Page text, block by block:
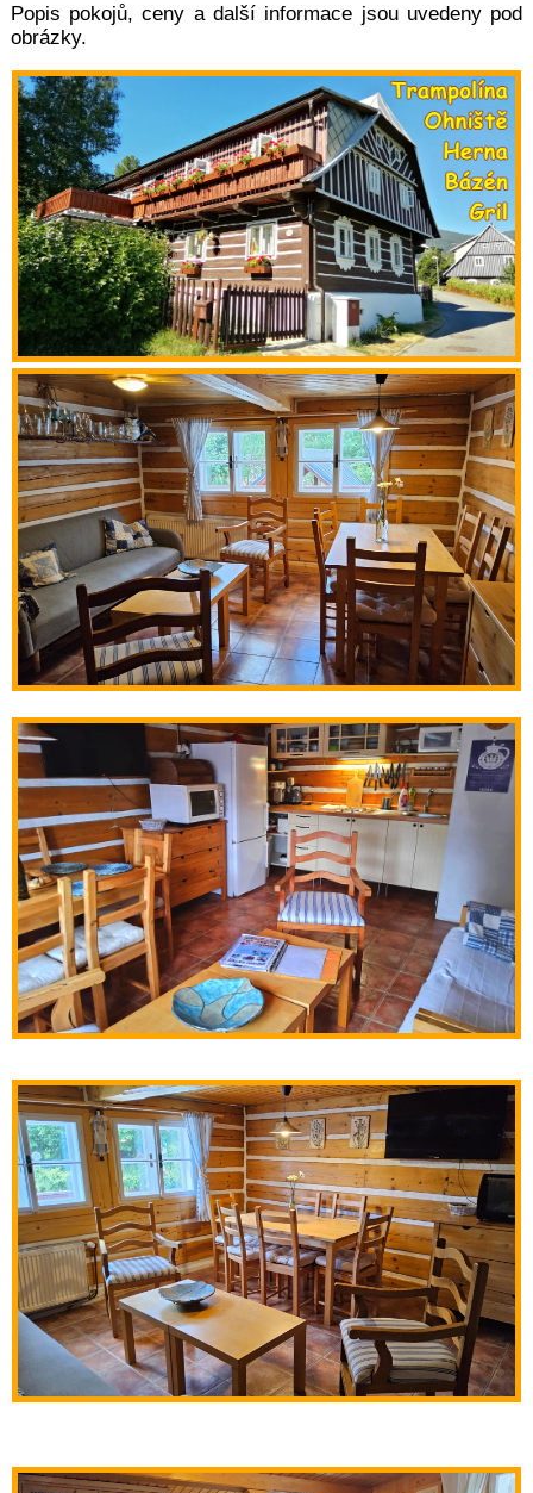
Popis pokojů, ceny a další informace jsou uvedeny pod
obrázky.